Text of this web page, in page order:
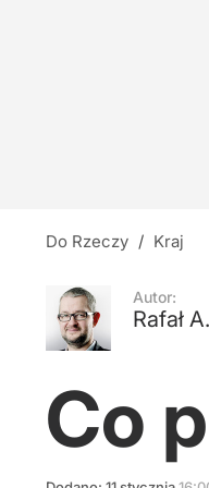
Do Rzeczy / Kraj
Autor:
Rafał
Co